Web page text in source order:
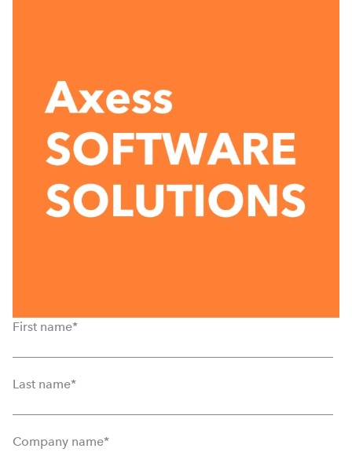
First name*
Last name*
Company name*